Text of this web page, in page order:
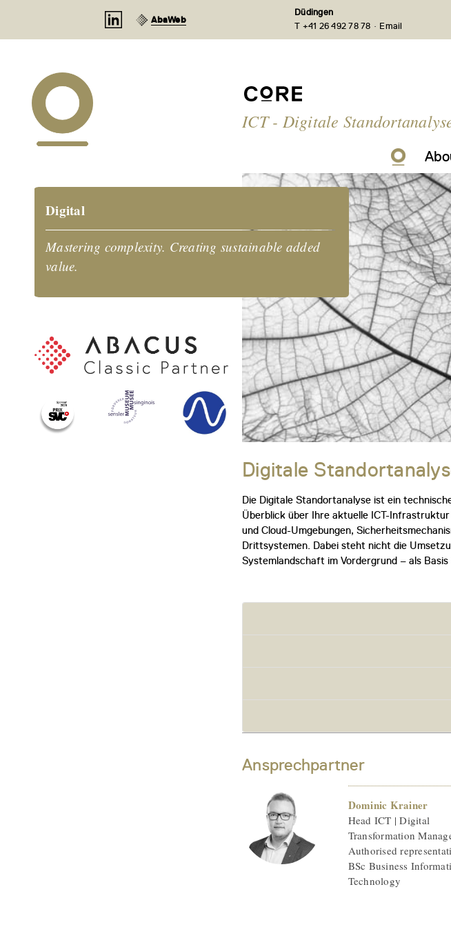
AbaWeb
Düdingen
T +41 26 492 78 78 · Email
ICT - Digitale
Digital
Mastering complexity. Creating sustainable added
value.
Digitale
Die Digitale Standortanalyse ist ein
Überblick über Ihre aktuelle ICT-
und Cloud-Umgebungen,
Drittsystemen. Dabei steht nicht die
Systemlandschaft im Vordergrund – als
Ansprechpartner
Dominic Krainer
Head ICT | Digital
Transformation
Authorised
BSc Business
Technology
Cookies management panel